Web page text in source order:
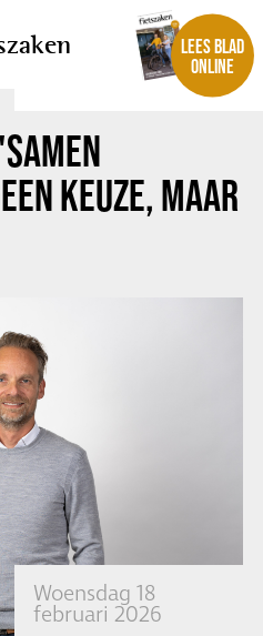
LEES BLAD
ONLINE
KEUZE, MAAR
Woensdag 18
februari 2026